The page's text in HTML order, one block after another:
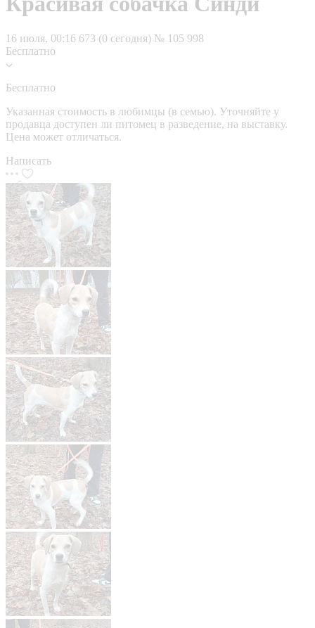
16 июля, 00:16 673 (0 сегодня) № 105 998
Бесплатно
Бесплатно
Указанная стоимость в любимцы (в семью). Уточняйте у
продавца доступен ли питомец в разведение, на выставку.
Цена может отличаться.
Написать